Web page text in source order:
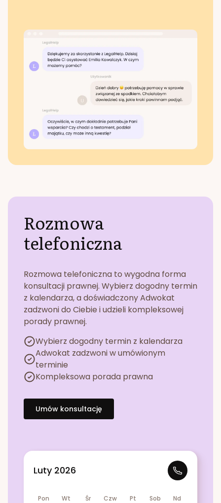
Rozmowa
telefoniczna
Rozmowa telefoniczna to wygodna forma
konsultacji prawnej. Wybierz dogodny termin
z kalendarza, a doświadczony Adwokat
zadzwoni do Ciebie i udzieli kompleksowej
porady prawnej.
Wybierz dogodny termin z kalendarza
Adwokat zadzwoni w umówionym
terminie
Kompleksowa porada prawna
Umów konsultację
Luty 2026
Pon Wt Śr Czw Pt Sob Nd